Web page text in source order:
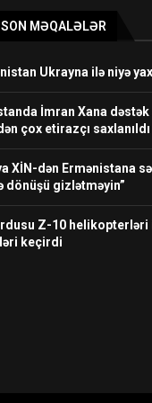
MƏQALƏLƏR
Ukrayna ilə niyə
İmran Xana dəstək
çox etirazçı saxlanıldı
XİN-dən Ermənistana
dönüşü gizlətməyin”
Z-10 helikopterləri
keçirdi